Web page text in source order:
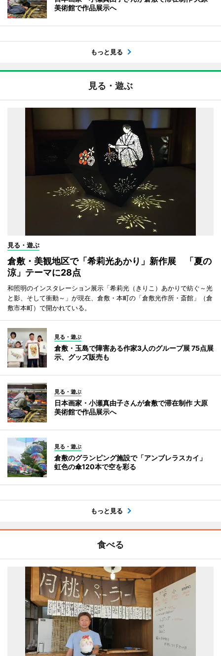
美術館で作品展示へ
もっと見る
見る・遊ぶ
見る・遊ぶ
倉敷・美観地区で「希莉光あかり」新作展 「夏の
涼」テーマに28点
和照明のインスタレーション展示「希莉光（きりこ）あかりで紡ぐ～光
と影、そして衝動～」が現在、倉敷・本町の「倉敷光作所・斎館」（倉
敷市本町）で開かれている。
見る・遊ぶ
倉敷・玉島で障害ある作家3人のグループ展 75点展
示、グッズ販売も
見る・遊ぶ
日本画家・小瀬真由子さんが倉敷で滞在制作 大原
美術館で作品展示へ
見る・遊ぶ
倉敷のグランピング施設で「アンブレラスカイ」
虹色の傘120本で空を彩る
もっと見る
食べる